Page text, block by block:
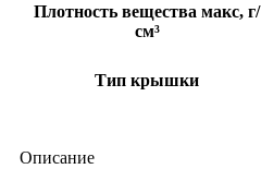
Плотность вещества макс, г/
см³
Тип крышки
Описание